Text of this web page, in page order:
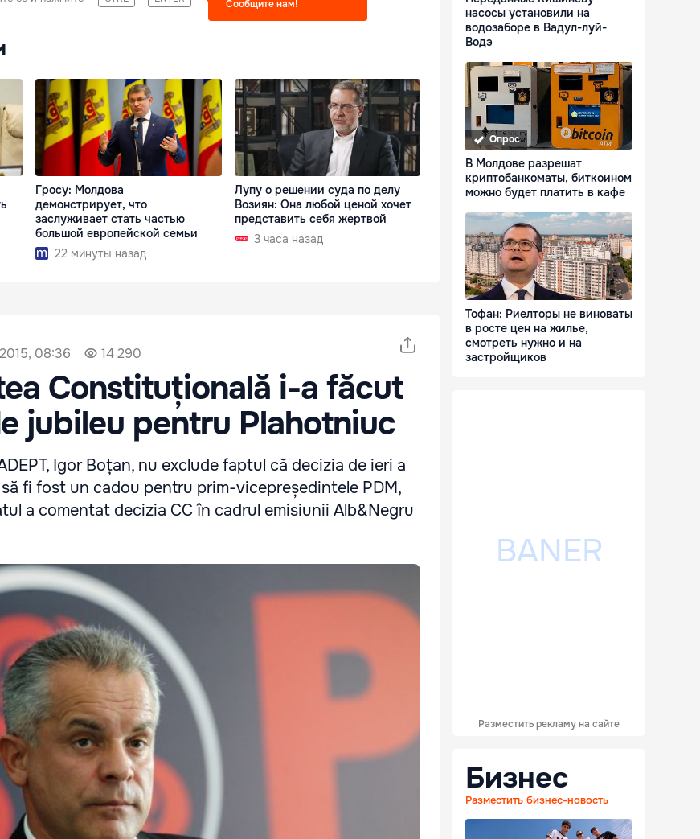
Сообщите нам!
Гросу: Молдова
демонстрирует, что
заслуживает стать частью
большой европейской семьи
22 минуты назад
Лупу о решении суда по делу
Возиян: Она любой ценой хочет
представить себя жертвой
3 часа назад
08:36 14 290
Constituțională i-a făcut
jubileu pentru Plahotniuc
Igor Boțan, nu exclude faptul că decizia de ieri a
fi fost un cadou pentru prim-vicepreședintele PDM,
a comentat decizia CC în cadrul emisiunii Alb&Negru
насосы установили на
водозаборе в Вадул-луй-
Водэ
Опрос
В Молдове разрешат
криптобанкоматы, биткоином
можно будет платить в кафе
Тофан: Риелторы не виноваты
в росте цен на жилье,
смотреть нужно и на
застройщиков
Разместить рекламу на сайте
Бизнес
Разместить бизнес-новость